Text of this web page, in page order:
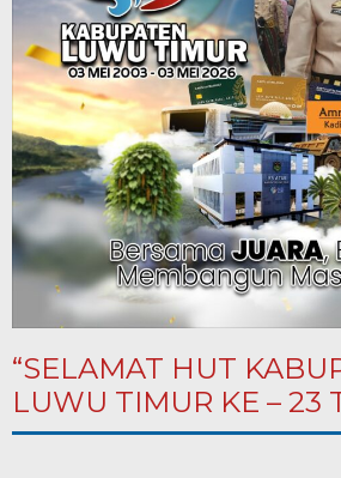
“SELAMAT HUT
LUWU TIMUR KE – 23